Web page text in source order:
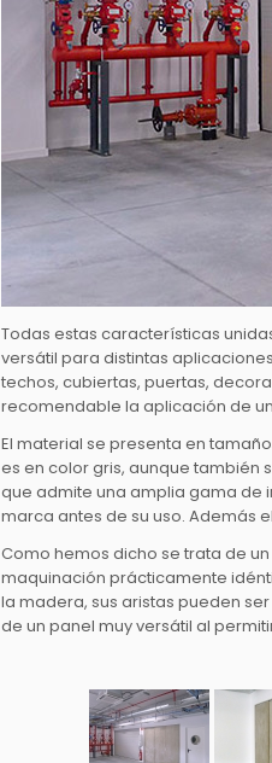
Todas estas características
versátil para distintas
techos, cubiertas, puertas,
recomendable la aplicación de
El material se presenta en
es en color gris, aunque también
que admite una amplia gama de
marca antes de su uso. Además
Como hemos dicho se trata de
maquinación prácticamente
la madera, sus aristas pueden
de un panel muy versátil al